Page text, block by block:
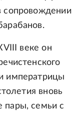
сопровождении
веке он
императрицы
вновь
пары, семьи с